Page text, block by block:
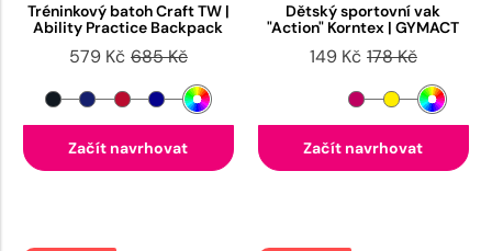
Tréninkový batoh Craft TW |
Ability Practice Backpack
579 Kč 685 Kč
Začít navrhovat
Dětský sportovní vak
"Action" Korntex | GYMACT
149 Kč 178 Kč
Začít navrhovat